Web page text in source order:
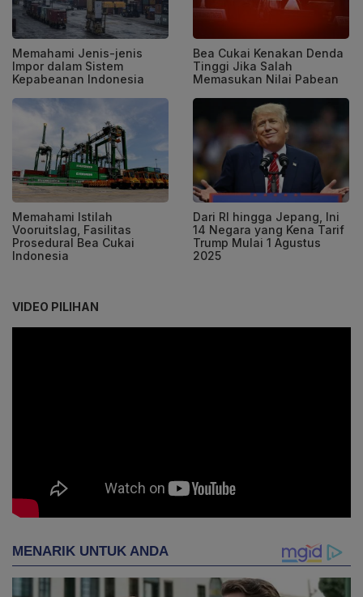
Memahami Jenis-jenis
Impor dalam Sistem
Kepabeanan Indonesia
Bea Cukai Kenakan Denda
Tinggi Jika Salah
Memasukan Nilai Pabean
Memahami Istilah
Vooruitslag, Fasilitas
Prosedural Bea Cukai
Indonesia
Dari RI hingga Jepang, Ini
14 Negara yang Kena Tarif
Trump Mulai 1 Agustus
2025
VIDEO PILIHAN